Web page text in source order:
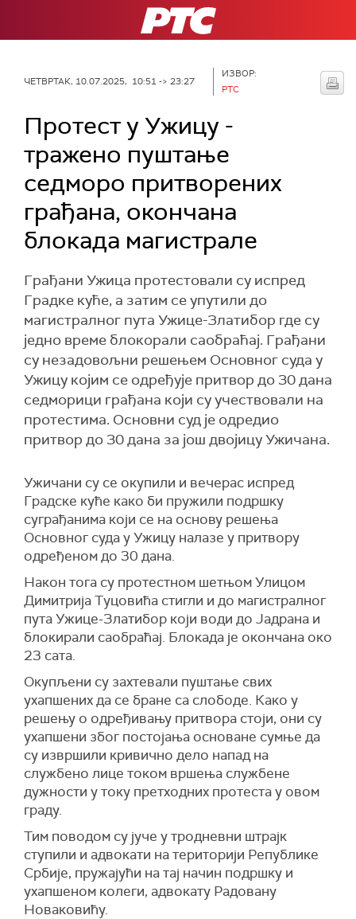
РТС
ЧЕТВРТАК, 10.07.2025, 10:51 -> 23:27
ИЗВОР:
РТС
Протест у Ужицу -
тражено пуштање
седморо притворених
грађана, окончана
блокада магистрале
Грађани Ужица протестовали су испред
Градке куће, а затим се упутили до
магистралног пута Ужице-Златибор где су
једно време блокорали саобраћај. Грађани
су незадовољни решењем Основног суда у
Ужицу којим се одређује притвор до 30 дана
седморици грађана који су учествовали на
протестима. Основни суд је одредио
притвор до 30 дана за још двојицу Ужичана.
Ужичани су се окупили и вечерас испред
Градске куће како би пружили подршку
суграђанима који се на основу решења
Основног суда у Ужицу налазе у притвору
одређеном до 30 дана.
Након тога су протестном шетњом Улицом
Димитријa Tуцовића стигли и до магистралног
пута Ужице-Златибор који води до Јадрана и
блокирали саобраћај. Блокада је окончана око
23 сата.
Окупљени су захтевали пуштање свих
ухапшених да се бране са слободе. Како у
решењу о одређивању притвора стоји, они су
ухапшени због постојања основане сумње да
су извршили кривично дело напад на
службено лице током вршења службене
дужности у току претходних протеста у овом
граду.
Тим поводом су јуче у тродневни штрајк
ступили и адвокати на територији Републике
Србије, пружајући на тај начин подршку и
ухапшеном колеги, адвокату Радовану
Новаковићу.